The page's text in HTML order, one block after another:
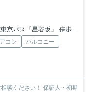
バス「星谷坂」 停歩10分
コン
バルコニー
！ 保証人・初期